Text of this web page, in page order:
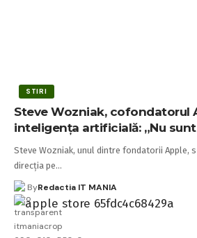
STIRI
Steve Wozniak, cofondatorul
inteligența artificială: „Nu
Steve Wozniak, unul dintre fondatorii Apple,
direcția pe…
ByRedactia IT MANIA